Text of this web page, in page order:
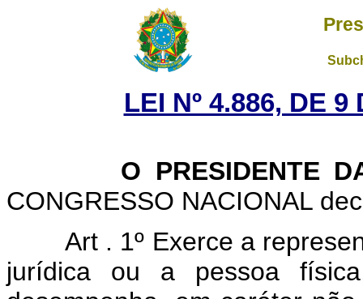
LEI Nº 4.886, DE
O PRESIDENTE
CONGRESSO NACIONAL
Art . 1º Exerce a
jurídica ou a pessoa